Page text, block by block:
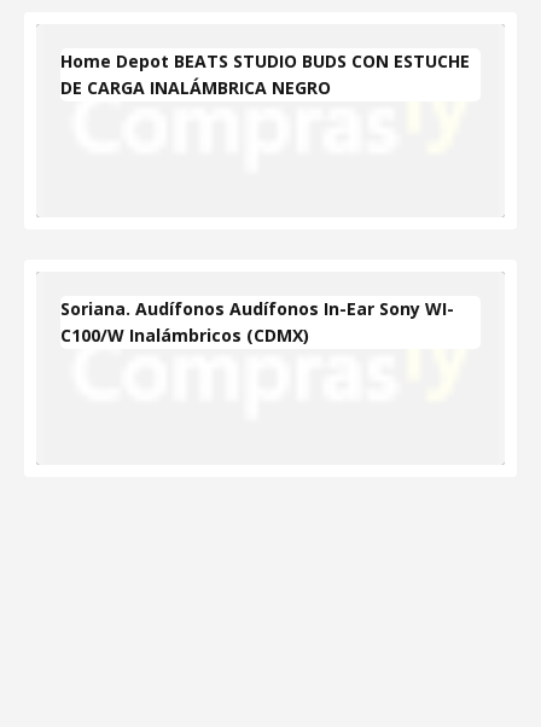
Home Depot BEATS STUDIO BUDS CON ESTUCHE
DE CARGA INALÁMBRICA NEGRO
Soriana. Audífonos Audífonos In-Ear Sony WI-
C100/W Inalámbricos (CDMX)